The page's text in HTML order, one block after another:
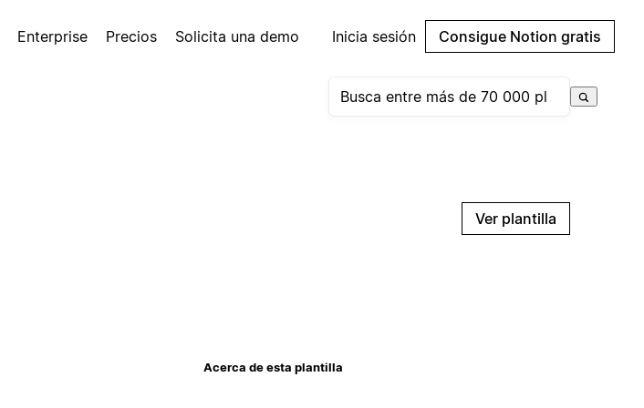
Enterprise Precios Solicita una demo Inicia sesión Consigue Notion gratis
Ver plantilla
Acerca de esta plantilla